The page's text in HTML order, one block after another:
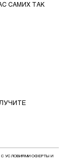
САМИХ ТАК
УСЛОВИЯМИ ОФЕРТЫ И